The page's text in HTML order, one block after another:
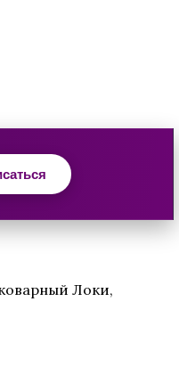
Локи,